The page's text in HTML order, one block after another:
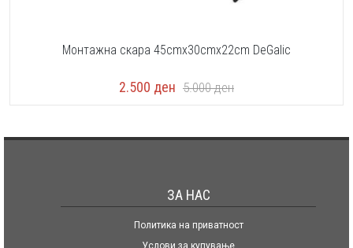
Монтажна скара 45cmx30cmx22cm DeGalic
2.500 ден 5.000ден
ЗА НАС
Политика на приватност